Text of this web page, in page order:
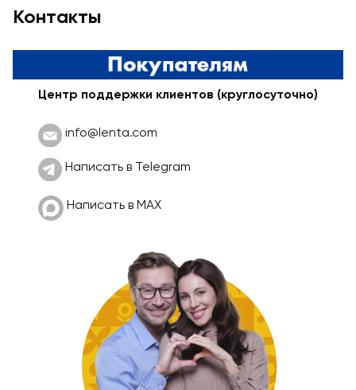
Контакты
Центр поддержки клиентов (круглосуточно)
info@lenta.com
Написать в Telegram
Написать в МАХ